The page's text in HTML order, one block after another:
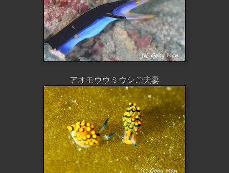
アオモウウミウシご夫妻